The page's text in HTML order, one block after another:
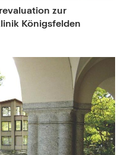
zur
Königsfelden